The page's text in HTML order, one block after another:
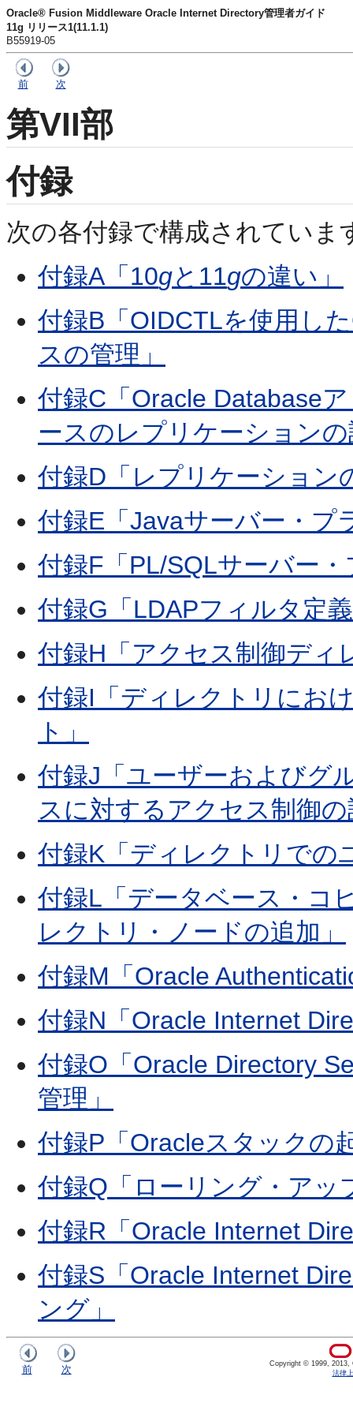
Oracle® Fusion Middleware Oracle Internet Directory管理者ガイド
11g リリース1(11.1.1)
B55919-05
前 次
第VII部
付録
次の各付録で構成されていま
付録A「10gと11gの違い」
付録B「OIDCTLを使用し
スの管理」
付録C「Oracle Database
ースのレプリケーション
付録D「レプリケーション
付録E「Javaサーバー・プ
付録F「PL/SQLサーバー
付録G「LDAPフィルタ定
付録H「アクセス制御ディ
付録I「ディレクトリにお
ト」
付録J「ユーザーおよびグ
スに対するアクセス制御
付録K「ディレクトリでの
付録L「データベース・コ
レクトリ・ノードの追加」
付録M「Oracle
付録N「Oracle Internet
付録O「Oracle Directory
管理」
付録P「Oracleスタックの
付録Q「ローリング・アッ
付録R「Oracle Internet
付録S「Oracle Internet
ング」
前 次
Copyright © 1999, 2013,
法律